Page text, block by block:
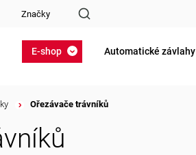
Značky
E-shop Automatické závlahy
Ořezávače trávníků